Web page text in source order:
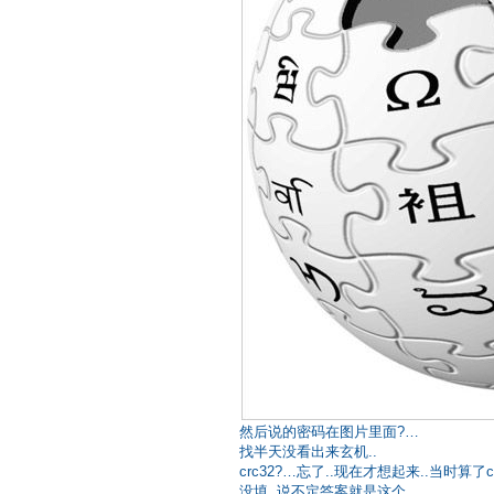
然后说的密码在图片里面?…
找半天没看出来玄机..
crc32?…忘了..现在才想起来..当时算了